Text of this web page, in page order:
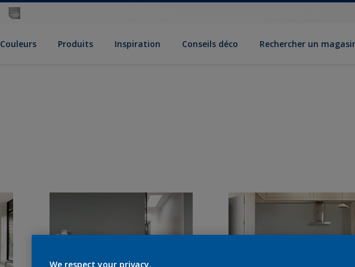
Couleurs Produits Inspiration Conseils déco Rechercher un
We respect your privacy.